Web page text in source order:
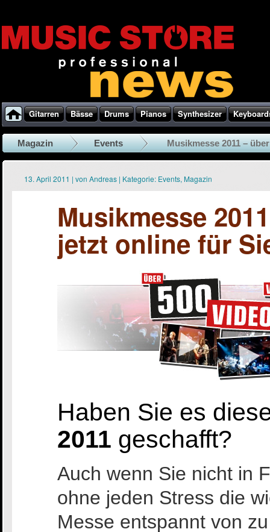
Gitarren Bässe Drums Pianos Synthesizer
Magazin Events Musikmesse 2011 –
13. April 2011 | von Andreas | Kategorie: Events, Magazin
Musikmesse
jetzt online für
Haben Sie es
2011 geschafft?
Auch wenn Sie nicht in
ohne jeden Stress die
Messe entspannt von